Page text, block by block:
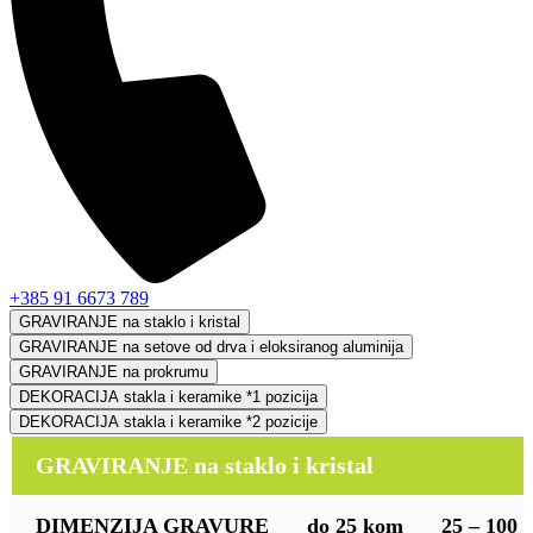
+385 91 6673 789
GRAVIRANJE na staklo i kristal
GRAVIRANJE na setove od drva i eloksiranog aluminija
GRAVIRANJE na prokrumu
DEKORACIJA stakla i keramike *1 pozicija
DEKORACIJA stakla i keramike *2 pozicije
GRAVIRANJE na staklo i kristal
DIMENZIJA GRAVURE do 25 kom 25 – 100